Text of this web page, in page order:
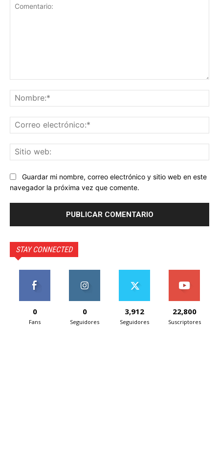
Guardar mi nombre, correo electrónico y sitio web en este
navegador la próxima vez que comente.
STAY CONNECTED
0
Fans
0
Seguidores
3,912
Seguidores
22,800
Suscriptores